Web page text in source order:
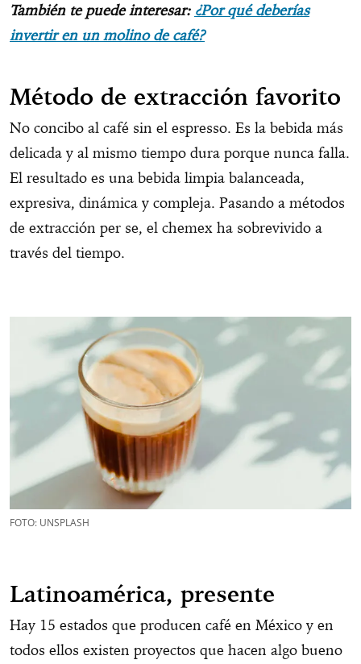
También te puede interesar: ¿Por qué deberías
invertir en un molino de café?
Método de extracción favorito
No concibo al café sin el espresso. Es la bebida más
delicada y al mismo tiempo dura porque nunca falla.
El resultado es una bebida limpia balanceada,
expresiva, dinámica y compleja. Pasando a métodos
de extracción per se, el chemex ha sobrevivido a
través del tiempo.
FOTO: UNSPLASH
Latinoamérica, presente
Hay 15 estados que producen café en México y en
todos ellos existen proyectos que hacen algo bueno